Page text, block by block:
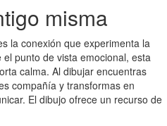
misma
la conexión que experimenta la
punto de vista emocional, esta
calma. Al dibujar encuentras
compañía y transformas en
El dibujo ofrece un recurso de